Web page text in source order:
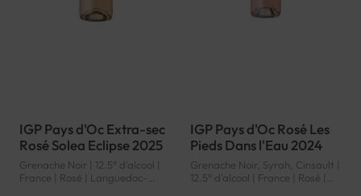
IGP Pays d'Oc Extra-sec
Rosé Solea Eclipse 2025
Grenache Noir | 12.5° d'alcool |
France | Rosé | Languedoc-
IGP Pays d'Oc Rosé Les
Pieds Dans l'Eau 2024
Grenache Noir, Syrah, Cinsault |
12.5° d'alcool | France | Rosé |